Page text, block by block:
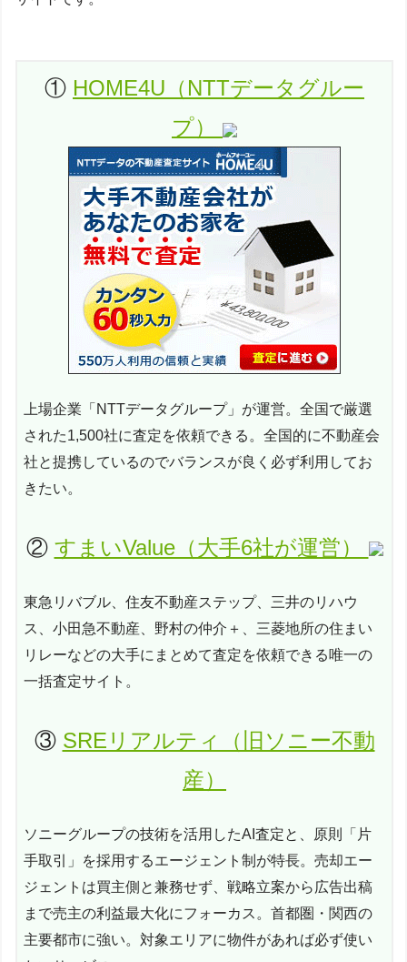
① HOME4U（NTTデータグルー
プ）
上場企業「NTTデータグループ」が運営。全国で厳選
された1,500社に査定を依頼できる。全国的に不動産会
社と提携しているのでバランスが良く必ず利用してお
きたい。
② すまいValue（大手6社が運営）
東急リバブル、住友不動産ステップ、三井のリハウ
ス、小田急不動産、野村の仲介＋、三菱地所の住まい
リレーなどの大手にまとめて査定を依頼できる唯一の
一括査定サイト。
③ SREリアルティ（旧ソニー不動
産）
ソニーグループの技術を活用したAI査定と、原則「片
手取引」を採用するエージェント制が特長。売却エー
ジェントは買主側と兼務せず、戦略立案から広告出稿
まで売主の利益最大化にフォーカス。首都圏・関西の
主要都市に強い。対象エリアに物件があれば必ず使い